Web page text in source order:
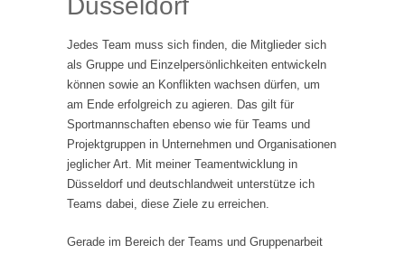
Düsseldorf
Jedes Team muss sich finden, die Mitglieder sich
als Gruppe und Einzelpersönlichkeiten entwickeln
können sowie an Konflikten wachsen dürfen, um
am Ende erfolgreich zu agieren. Das gilt für
Sportmannschaften ebenso wie für Teams und
Projektgruppen in Unternehmen und Organisationen
jeglicher Art. Mit meiner Teamentwicklung in
Düsseldorf und deutschlandweit unterstütze ich
Teams dabei, diese Ziele zu erreichen.
Gerade im Bereich der Teams und Gruppenarbeit